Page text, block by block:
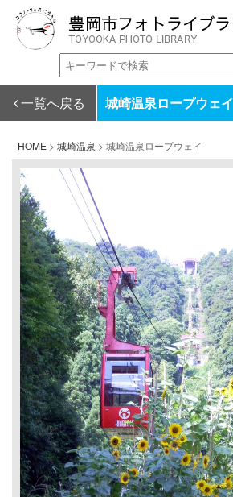
一覧へ戻る 城崎温泉ロープウェイ
HOME > 城崎温泉 > 城崎温泉ロープウェイ